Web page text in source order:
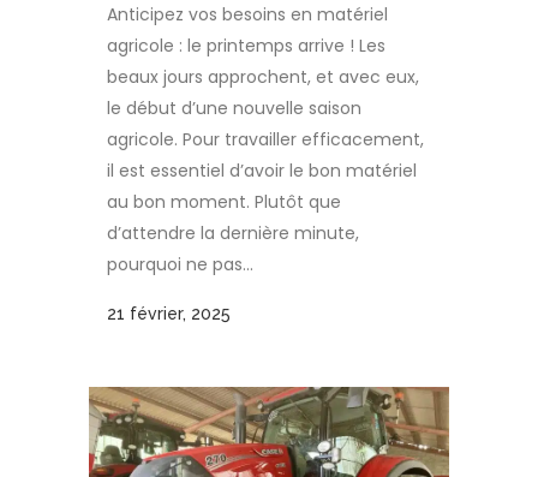
Anticipez vos besoins en matériel
agricole : le printemps arrive ! Les
beaux jours approchent, et avec eux,
le début d’une nouvelle saison
agricole. Pour travailler efficacement,
il est essentiel d’avoir le bon matériel
au bon moment. Plutôt que
d’attendre la dernière minute,
pourquoi ne pas...
21 février, 2025